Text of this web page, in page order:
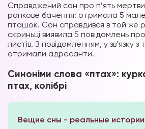
Справджений сон про п’ять
ранкове бачення: отримала 5
пташок. Сон справдився в той же
скриньці виявила 5 повідомлень
листів. З повідомленням, у зв’язку з
отримали адресанти.
Синоніми слова «птах»:
птах, колібрі
Вещие сны - реальные истории